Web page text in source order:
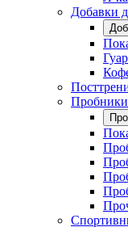
Добавки
Пробники